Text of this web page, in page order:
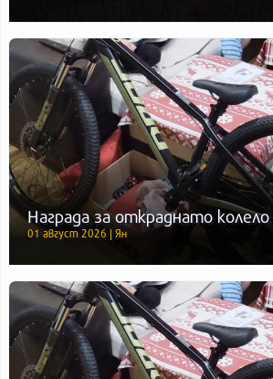
Награда за откраднато колело
01 август 2026 | Ян